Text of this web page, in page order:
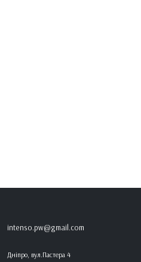
intenso.pw@gmail.com
Дніпро, вул.Пастера 4